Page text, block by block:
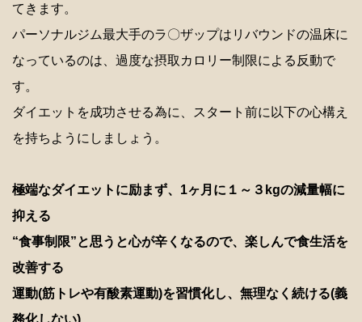
てきます。
パーソナルジム最大手のラ〇ザップはリバウンドの温床に
なっているのは、過度な摂取カロリー制限による反動で
す。
ダイエットを成功させる為に、スタート前に以下の心構え
を持ちようにしましょう。
極端なダイエットに励まず、1ヶ月に１～３kgの減量幅に
抑える
“食事制限”と思うと心が辛くなるので、楽しんで食生活を
改善する
運動(筋トレや有酸素運動)を習慣化し、無理なく続ける(義
務化しない)